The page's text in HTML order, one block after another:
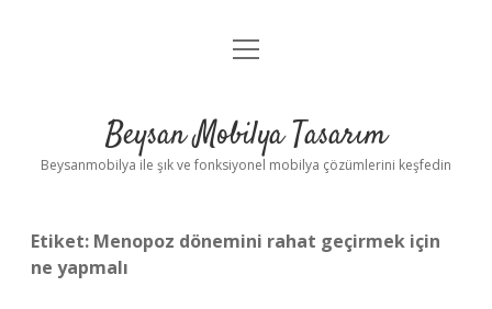
Anasayfa
Yasal Uyarı
menüyü
Beysan Mobilya Tasarım
Beysanmobilya ile şık ve fonksiyonel mobilya çözümlerini keşfedin
Etiket: Menopoz dönemini rahat geçirmek için
ne yapmalı